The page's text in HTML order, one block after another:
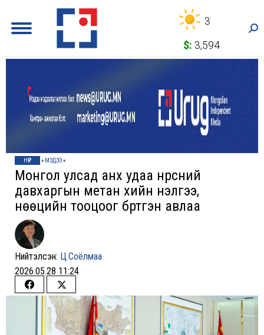
3
$: 3,594
НҮҮР » МЭДЭЭ»
Монгол улсад анх удаа нүүрсний
давхаргын метан хийн үнэлгээ,
нөөцийн тооцоог бүртгэн авлаа
Нийтэлсэн: Ц.Соёлмаа
2026.05.28 11:24
Share
Facebook
Share
on
Twitter